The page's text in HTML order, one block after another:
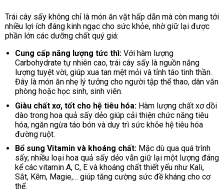
Trái cây sấy không chỉ là món ăn vặt hấp dẫn mà còn mang tới
nhiều lợi ích đáng kinh ngạc cho sức khỏe, nhờ giữ lại được
phần lớn các dưỡng chất quý giá:
Cung cấp năng lượng tức thì: Với hàm lượng
Carbohydrate tự nhiên cao, trái cây sấy là nguồn năng
lượng tuyệt vời, giúp xua tan mệt mỏi và tỉnh táo tinh thần.
Đây là món ăn nhẹ lý tưởng cho người tập thể thao, dân văn
phòng hoặc học sinh, sinh viên.
Giàu chất xơ, tốt cho hệ tiêu hóa: Hàm lượng chất xơ dồi
dào trong hoa quả sấy dẻo giúp cải thiện chức năng tiêu
hóa, ngăn ngừa táo bón và duy trì sức khỏe hệ tiêu hóa
đường ruột.
Bổ sung Vitamin và khoáng chất: Mặc dù qua quá trình
sấy, nhiều loại hoa quả sấy dẻo vẫn giữ lại một lượng đáng
kể các vitamin A, C, E và khoáng chất thiết yếu như Kali,
Sắt, Kẽm, Magie,… giúp tăng cường sức đề kháng cho cơ
thể.